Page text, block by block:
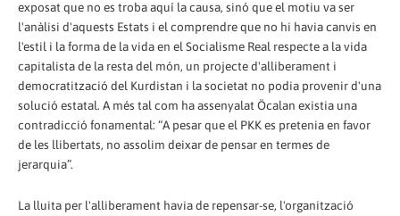
exposat que no es troba aquí la causa, sinó que el motiu va ser
l'anàlisi d'aquests Estats i el comprendre que no hi havia canvis en
l'estil i la forma de la vida en el Socialisme Real respecte a la vida
capitalista de la resta del món, un projecte d'alliberament i
democratització del Kurdistan i la societat no podia provenir d'una
solució estatal. A més tal com ha assenyalat Öcalan existia una
contradicció fonamental: “A pesar que el PKK es pretenia en favor
de les llibertats, no assolim deixar de pensar en termes de
jerarquia”.
La lluita per l'alliberament havia de repensar-se, l'organització